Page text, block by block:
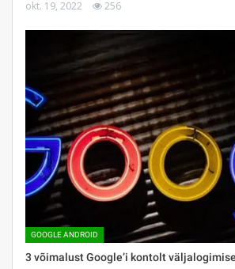
okt. 19, 2022 256
GOOGLE ANDROID
3 võimalust Google’i kontolt